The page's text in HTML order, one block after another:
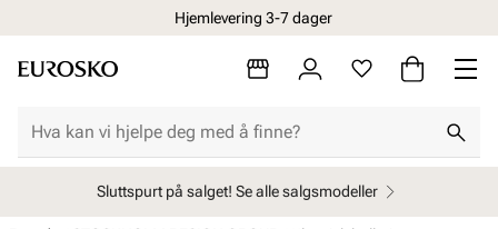
Hjemlevering 3-7 dager
Sluttspurt på salget! Se alle salgsmodeller